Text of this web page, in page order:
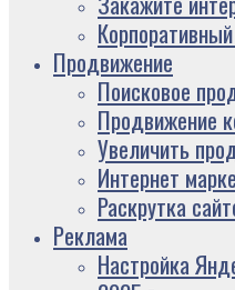
Продвижение
Поисковое
Продвижение
Увеличить
Интернет
Раскрутка
Реклама
Настройка